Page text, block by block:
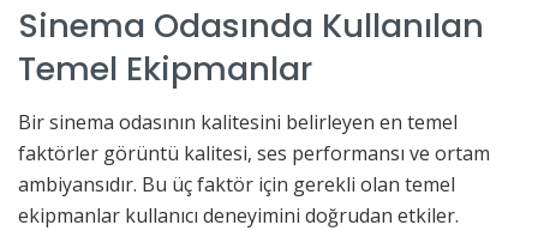
Sinema Odasında Kullanılan
Temel Ekipmanlar
Bir sinema odasının kalitesini belirleyen en temel
faktörler görüntü kalitesi, ses performansı ve ortam
ambiyansıdır. Bu üç faktör için gerekli olan temel
ekipmanlar kullanıcı deneyimini doğrudan etkiler.